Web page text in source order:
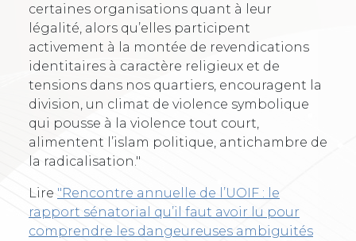
certaines organisations quant à leur
légalité, alors qu’elles participent
activement à la montée de revendications
identitaires à caractère religieux et de
tensions dans nos quartiers, encouragent la
division, un climat de violence symbolique
qui pousse à la violence tout court,
alimentent l’islam politique, antichambre de
la radicalisation."
Lire "Rencontre annuelle de l’UOIF : le
rapport sénatorial qu’il faut avoir lu pour
comprendre les dangeureuses ambiguités